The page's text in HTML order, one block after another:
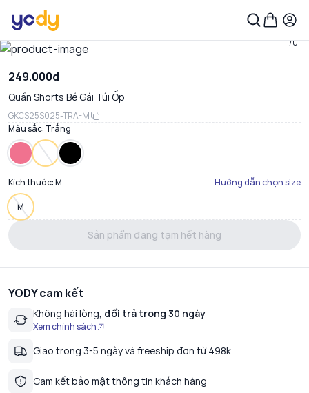
1/0
249.000đ
Quần Shorts Bé Gái Túi Ốp
GKCS25S025-TRA-M
Màu sắc: Trắng
Kích thước:M Hướng dẫn chọn size
M
Sản phẩm đang tạm hết hàng
YODY cam kết
Không hài lòng, đổi trả trong 30 ngày
Xem chính sách
Giao trong 3-5 ngày và freeship đơn từ 498k
Cam kết bảo mật thông tin khách hàng